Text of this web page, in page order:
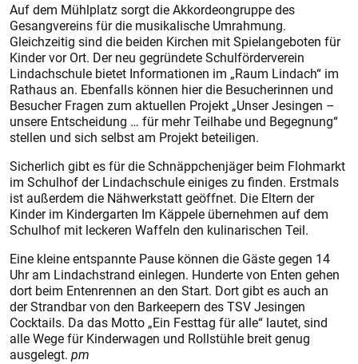
Auf dem Mühlplatz sorgt die Akkordeongruppe des
Gesangvereins für die musikalische Umrahmung.
Gleichzeitig sind die beiden Kirchen mit Spielangeboten für
Kinder vor Ort. Der neu gegründete Schulförderverein
Lindachschule bietet Informationen im „Raum Lindach“ im
Rathaus an. Ebenfalls können hier die Besucherinnen und
Besucher Fragen zum aktuellen Projekt „Unser Jesingen –
unsere Entscheidung … für mehr Teilhabe und Begegnung“
stellen und sich selbst am Projekt beteiligen.
Sicherlich gibt es für die Schnäppchenjäger beim Flohmarkt
im Schulhof der Lindachschule einiges zu finden. Erstmals
ist außerdem die Nähwerkstatt geöffnet. Die Eltern der
Kinder im Kindergarten Im Käppele übernehmen auf dem
Schulhof mit leckeren Waffeln den kulinarischen Teil.
Eine kleine entspannte Pause können die Gäste gegen 14
Uhr am Lindachstrand einlegen. Hunderte von Enten gehen
dort beim Entenrennen an den Start. Dort gibt es auch an
der Strandbar von den Barkeepern des TSV Jesingen
Cocktails. Da das Motto „Ein Festtag für alle“ lautet, sind
alle Wege für Kinderwagen und Rollstühle breit genug
ausgelegt. pm